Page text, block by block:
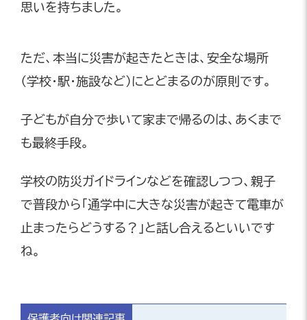
思いを持ちました。
ただ、本当に災害が起きたときは、安全な場所
（学校・駅・施設など）にとどまるのが原則です。
子どもが自分で歩いて家まで帰るのは、あくまで
も最終手段。
学校の防災ガイドラインなどを確認しつつ、親子
で普段から「通学中に大きな災害が起きて電車が
止まったらどうする？」と話し合えるといいです
ね。